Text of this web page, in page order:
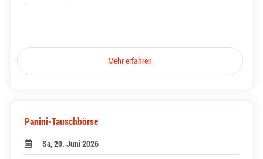
Mehr erfahren
Panini-Tauschbörse
Sa, 20. Juni 2026